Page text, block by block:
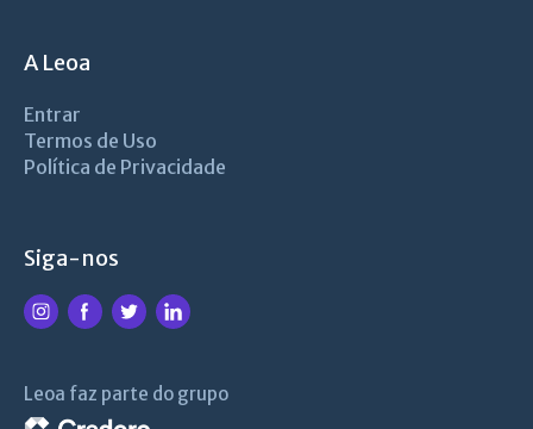
A Leoa
Entrar
Termos de Uso
Política de Privacidade
Siga-nos
Leoa faz parte do grupo